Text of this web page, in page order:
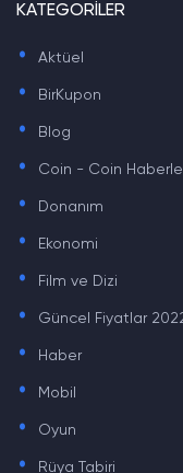
KATEGORİLER
. Aktüel
. BirKupon
. Blog
. Coin - Coin
. Donanım
. Ekonomi
. Film ve Dizi
. Güncel Fiyatlar
. Haber
. Mobil
. Oyun
. Rüya Tabiri